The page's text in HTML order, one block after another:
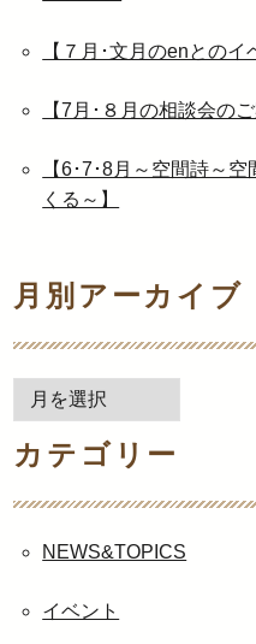
【７月･文月のenとのイ
【7月･８月の相談会のご
【6･7･8月～空間詩～
くる～】
月別アーカイブ
別
ア
カ
カテゴリー
NEWS&TOPICS
イベント